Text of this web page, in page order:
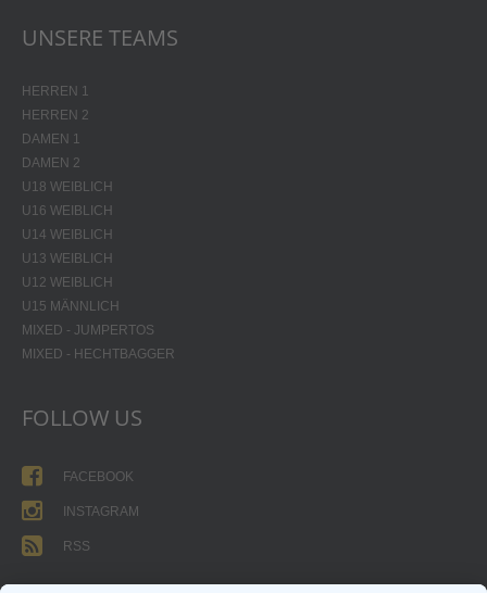
UNSERE TEAMS
HERREN 1
HERREN 2
DAMEN 1
DAMEN 2
U18 WEIBLICH
U16 WEIBLICH
U14 WEIBLICH
U13 WEIBLICH
U12 WEIBLICH
U15 MÄNNLICH
MIXED - JUMPERTOS
MIXED - HECHTBAGGER
FOLLOW US
FACEBOOK
INSTAGRAM
RSS